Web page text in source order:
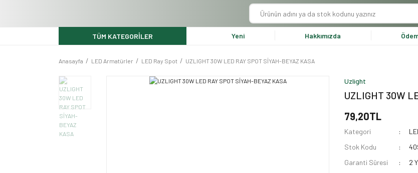
TÜM KATEGORİLER Yeni Hakkımızda
Anasayfa LED Armatürler LED Ray Spot UZLIGHT 30W LED RAY SPOT SİYAH-BEYAZ KASA
Uzlight
UZLIGHT 30W
79,20TL
Kategori
Stok Kodu
Garanti Süresi
2